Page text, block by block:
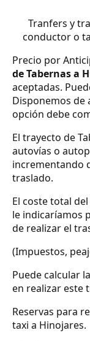
Tranfers y
conductor o
Precio por
de Tabernas a
aceptadas.
Disponemos de
opción debe
El trayecto de
autovías o
incrementando
traslado.
El coste total
le indicaríamos
de realizar el
(Impuestos,
Puede calcular
en realizar este
Reservas para
taxi a Hinojares.